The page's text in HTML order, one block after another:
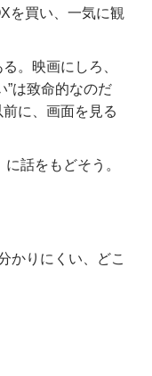
を買い、一気に観
。映画にしろ、
”は致命的なのだ
に、画面を見る
話をもどそう。
かりにくい、どこ